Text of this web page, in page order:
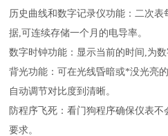
历史曲线和数字记录仪功能：二次
据,可连续存储一个月的电导率。
数字时钟功能：显示当前的时间,为
背光功能：可在光线昏暗或*没光亮
自动调节对比度到清晰。
防程序飞死：看门狗程序确保仪表
要求。